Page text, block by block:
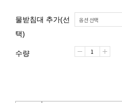
물받침대 추가(선
택)
수량